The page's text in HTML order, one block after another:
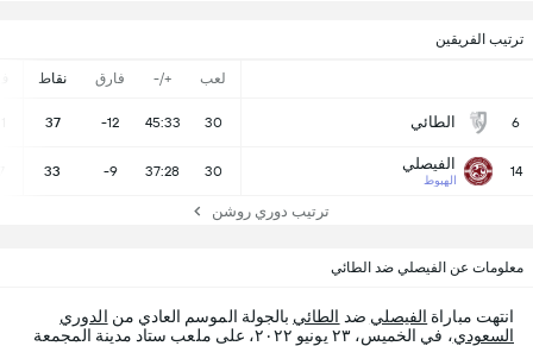
ترتيب الفريقين
لعب +/- فارق نقاط
6 الطائي 30
45:33
-12
37
14 الفيصلي
الهبوط
30
37:28
-9
33
ترتيب دوري روشن
معلومات عن الفيصلي ضد الطائي
انتهت مباراة الفيصلي ضد الطائي بالجولة الموسم العادي من الدوري
السعودي
، في الخميس، ٢٣ يونيو ٢٠٢٢، على ملعب ستاد مدينة المجمعة